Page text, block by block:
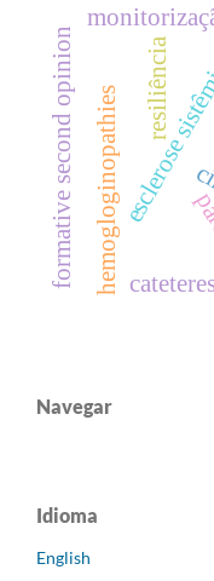
resiliência
hemogloginopathies
formative second opinion
Navegar
Idioma
English